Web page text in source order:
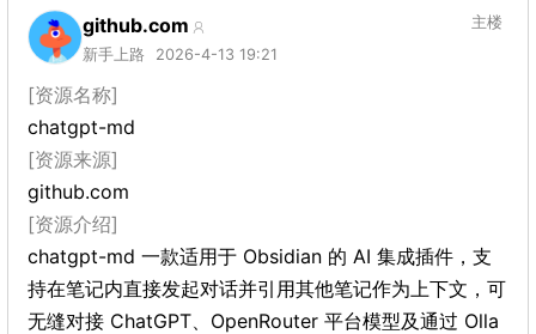
github.com
新手上路 2026-4-13 19:21
主楼
[资源名称]
chatgpt-md
[资源来源]
github.com
[资源介绍]
chatgpt-md 一款适用于 Obsidian 的 AI 集成插件，支
持在笔记内直接发起对话并引用其他笔记作为上下文，可
无缝对接 ChatGPT、OpenRouter 平台模型及通过 Olla